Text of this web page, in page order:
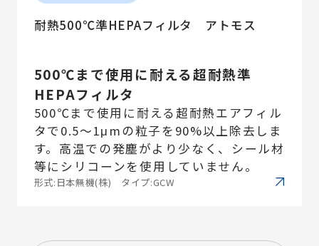
耐熱500℃準HEPAフィルタ アトモス
500℃まで使用に耐える超耐熱準
HEPAフィルタ
500℃まで使用に耐える超耐熱エアフィル
タで0.5～1μmの粒子を90%以上除去しま
す。高温での発塵がより少なく、シール材
等にシリコーンを使用していません。
形式:日本無機(株) タイプ:GCW